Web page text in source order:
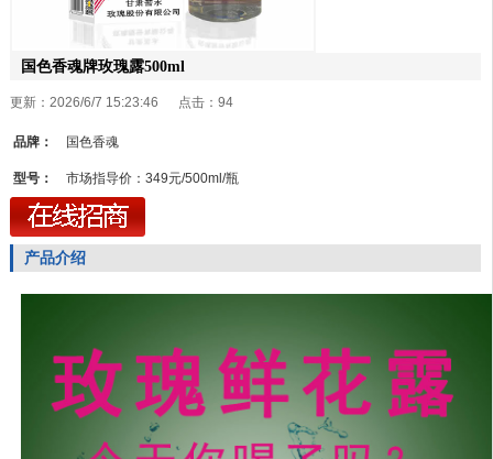
国色香魂牌玫瑰露500ml
更新：2026/6/7 15:23:46 点击： 94
品牌： 国色香魂
型号： 市场指导价：349元/500ml/瓶
产品介绍